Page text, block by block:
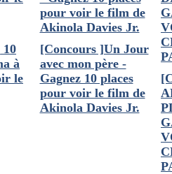
à
le
[Concours ]Un Jour
avec mon père -
Gagnez 10 places
pour voir le film de
Akinola Davies Jr.